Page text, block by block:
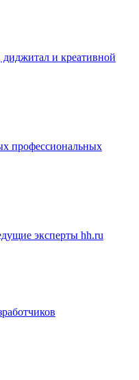
и креативной
профессиональных
эксперты hh.ru